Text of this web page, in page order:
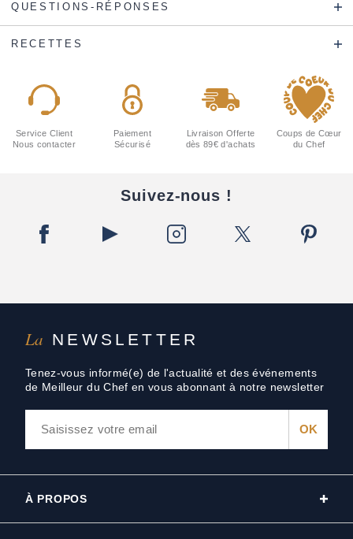
QUESTIONS-RÉPONSES
RECETTES
La NEWSLETTER
Tenez-vous informé(e) de l'actualité et des événements
de Meilleur du Chef en vous abonnant à notre newsletter
Service Client
Nous contacter
Paiement
Sécurisé
Livraison Offerte
dès 89€ d'achats
Coups de Cœur
du Chef
Suivez-nous !
À PROPOS